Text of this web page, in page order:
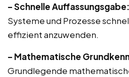
– Schnelle Auffassungsgabe:
Systeme und Prozesse
effizient anzuwenden.
– Mathematische
Grundlegende